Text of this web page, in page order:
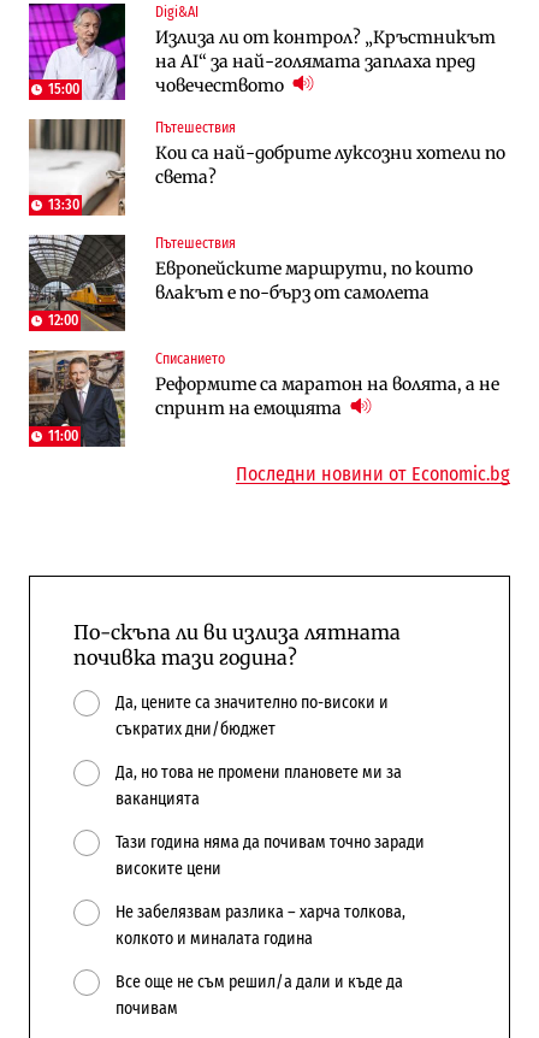
15:00
Digi&AI
Излиза ли от контрол? „Кръстникът
на AI“ за най-голямата заплаха пред
човечеството
13:30
Пътешествия
Кои са най-добрите луксозни хотели по
света?
12:00
Пътешествия
Европейските маршрути, по които
влакът е по-бърз от самолета
11:00
Списанието
Реформите са маратон на волята, а не
спринт на емоцията
Компании
Vivacom предлага над 150 устройства с
90% отстъпка през август
Компании
„Ендуросат“ ще строи огромен
космически и отбранителен център в
Енергетика
Държавният ТЕЦ „Марица изток 2“
работи с 5 блока
Енергетика
АЕЦ „Козлодуй“ ще работи само още
няколко седмици, ако сушата продължи
Градоустройство
Столична община избра изпълнител за
преместването на трамвайното
трасе по бул. „Скобелев“
Енергетика
Държавният ТЕЦ „Марица изток 2“
работи с 5 блока
Компании
„Ендуросат“ ще строи огромен
космически и отбранителен център в
Регулации
Лекарствата за редки болести
попадат в капан на обществените
Последни новини от Economic.bg
По-скъпа ли ви излиза лятната
почивка тази година?
Да, цените са значително по-високи и
съкратих дни/бюджет
Да, но това не промени плановете ми за
ваканцията
Тази година няма да почивам точно заради
високите цени
Не забелязвам разлика – харча толкова,
колкото и миналата година
Все още не съм решил/а дали и къде да
почивам